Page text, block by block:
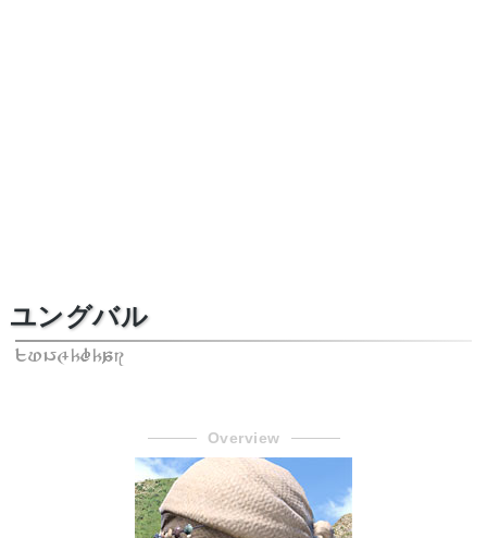
ユングバル
Junghbhar
Overview